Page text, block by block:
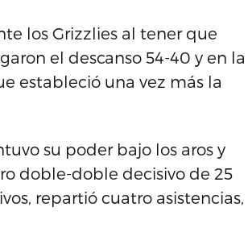
los Grizzlies al tener que
el descanso 54-40 y en la
estableció una vez más la
su poder bajo los aros y
doble-doble decisivo de 25
repartió cuatro asistencias,